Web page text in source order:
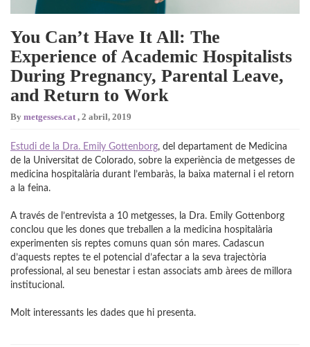
You Can’t Have It All: The
Experience of Academic Hospitalists
During Pregnancy, Parental Leave,
and Return to Work
By metgesses.cat , 2 abril, 2019
Estudi de la Dra. Emily Gottenborg, del departament de Medicina
de la Universitat de Colorado, sobre la experiència de metgesses de
medicina hospitalària durant l’embaràs, la baixa maternal i el retorn
a la feina.
A través de l’entrevista a 10 metgesses, la Dra. Emily Gottenborg
conclou que les dones que treballen a la medicina hospitalària
experimenten sis reptes comuns quan són mares. Cadascun
d’aquests reptes te el potencial d’afectar a la seva trajectòria
professional, al seu benestar i estan associats amb àrees de millora
institucional.
Molt interessants les dades que hi presenta.